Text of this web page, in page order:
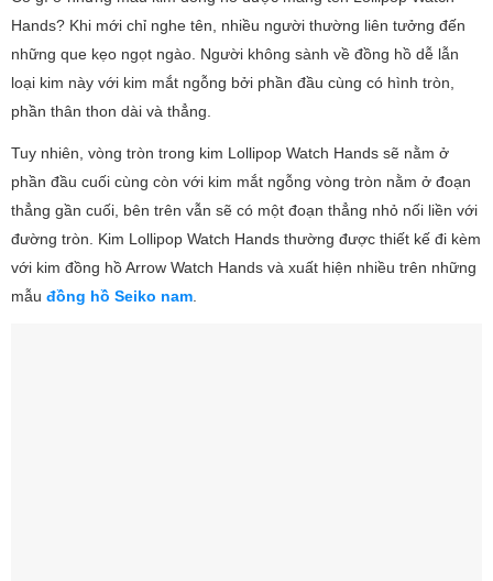
Hands? Khi mới chỉ nghe tên, nhiều người thường liên tưởng đến
những que kẹo ngọt ngào. Người không sành về đồng hồ dễ lẫn
loại kim này với kim mắt ngỗng bởi phần đầu cùng có hình tròn,
phần thân thon dài và thẳng.
Tuy nhiên, vòng tròn trong kim Lollipop Watch Hands sẽ nằm ở
phần đầu cuối cùng còn với kim mắt ngỗng vòng tròn nằm ở đoạn
thẳng gần cuối, bên trên vẫn sẽ có một đoạn thẳng nhỏ nối liền với
đường tròn. Kim Lollipop Watch Hands thường được thiết kế đi kèm
với kim đồng hồ Arrow Watch Hands và xuất hiện nhiều trên những
mẫu đồng hồ Seiko nam